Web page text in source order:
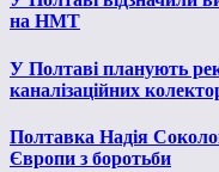
на НМТ
У Полтаві планують
каналізаційних
Полтавка Надія
Європи з боротьби